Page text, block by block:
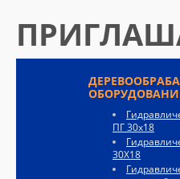
ПГ 30х18
30Х18